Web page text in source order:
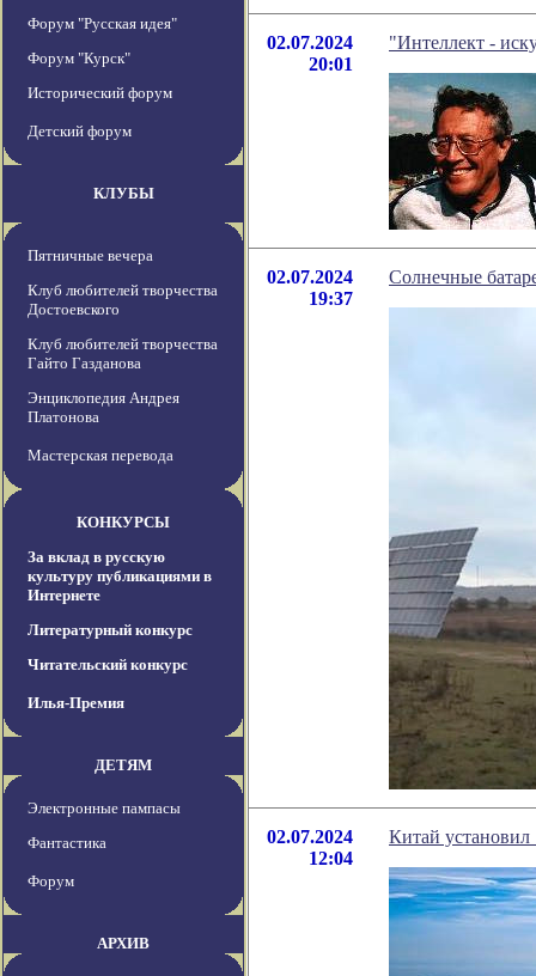
Форум "Русская идея"
Форум "Курск"
Исторический форум
Детский форум
КЛУБЫ
Пятничные вечера
Клуб любителей творчества
Достоевского
Клуб любителей творчества
Гайто Газданова
Энциклопедия Андрея
Платонова
Мастерская перевода
КОНКУРСЫ
За вклад в русскую
культуру публикациями в
Интернете
Литературный конкурс
Читательский конкурс
Илья-Премия
ДЕТЯМ
Электронные пампасы
Фантастика
Форум
АРХИВ
02.07.2024
20:01
"Интеллект -
02.07.2024
19:37
Солнечные
02.07.2024
12:04
Китай